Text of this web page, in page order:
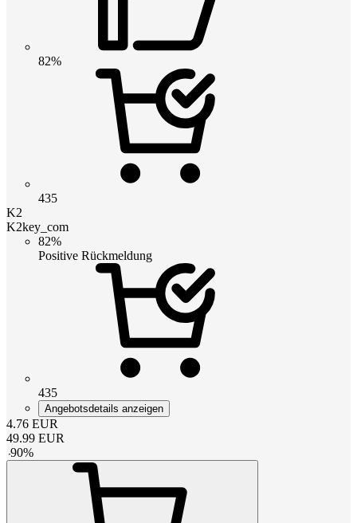
82%
435
K2
K2key_com
82%
Positive Rückmeldung
435
Angebotsdetails anzeigen
4.76 EUR
49.99 EUR
-90%